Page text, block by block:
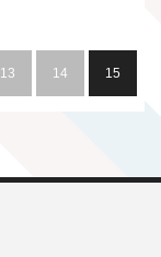
13 14 15